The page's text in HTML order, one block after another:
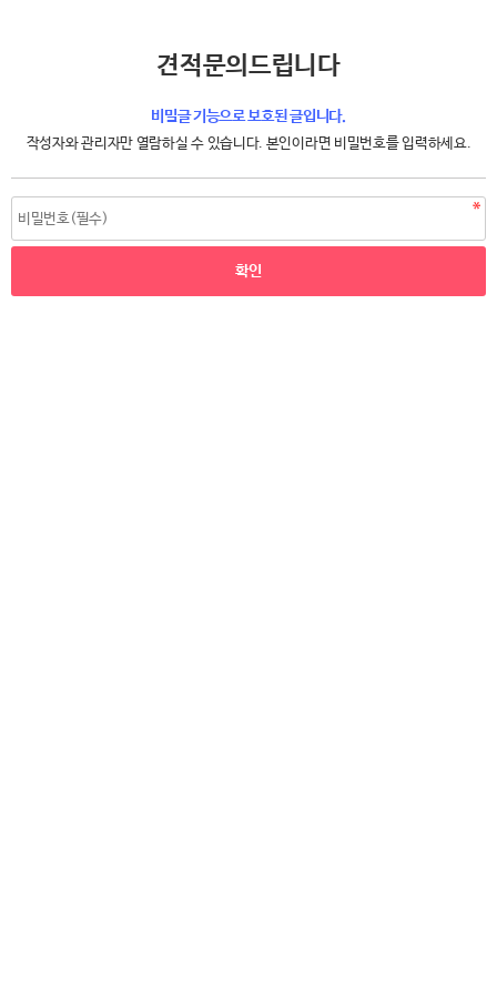
견적문의드립니다
비밀글 기능으로 보호된 글입니다.
작성자와 관리자만 열람하실 수 있습니다. 본인이라면 비밀번호를 입력하세요.